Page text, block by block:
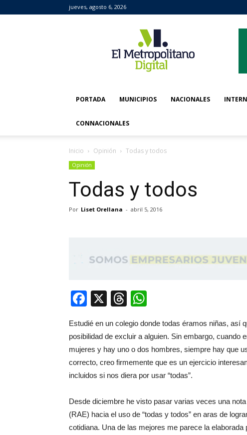
jueves, agosto 6, 2026
Metropolitano
Digital
PORTADA MUNICIPIOS NACIONALES
CONNACIONALES
Inicio Opinión Todas y todos
Opinión
Todas y todos
Por Liset Orellana - abril 5, 2016
Facebook
X Threads
Estudié en un colegio donde todas éramos niñas, así
posibilidad de excluir a alguien. Sin embargo, cuando
mujeres y hay uno o dos hombres, siempre hay que
correcto, creo firmemente que es un ejercicio
incluidos si nos diera por usar “todas”.
Desde diciembre he visto pasar varias veces una
(RAE) hacia el uso de “todas y todos” en aras de
cotidiana. Una de las mejores me parece la